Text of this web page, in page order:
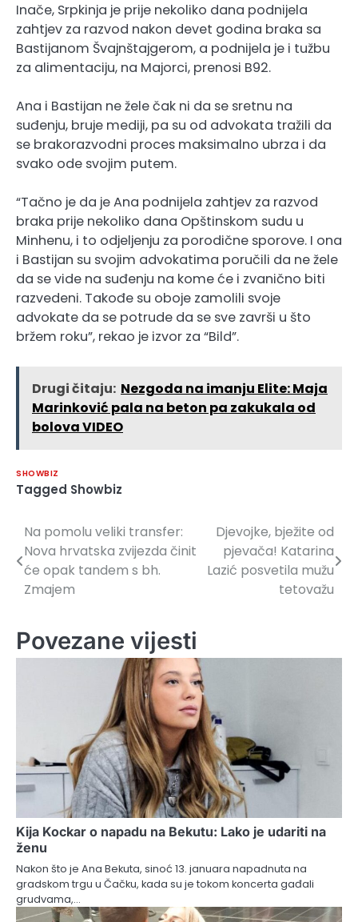
Inače, Srpkinja je prije nekoliko dana podnijela
zahtjev za razvod nakon devet godina braka sa
Bastijanom Švajnštajgerom, a podnijela je i tužbu
za alimentaciju, na Majorci, prenosi B92.
Ana i Bastijan ne žele čak ni da se sretnu na
suđenju, bruje mediji, pa su od advokata tražili da
se brakorazvodni proces maksimalno ubrza i da
svako ode svojim putem.
“Tačno je da je Ana podnijela zahtjev za razvod
braka prije nekoliko dana Opštinskom sudu u
Minhenu, i to odjeljenju za porodične sporove. I ona
i Bastijan su svojim advokatima poručili da ne žele
da se vide na suđenju na kome će i zvanično biti
razvedeni. Takođe su oboje zamolili svoje
advokate da se potrude da se sve završi u što
bržem roku”, rekao je izvor za “Bild”.
Drugi čitaju: Nezgoda na imanju Elite: Maja
Marinković pala na beton pa zakukala od
bolova VIDEO
SHOWBIZ
Tagged Showbiz
Navigacija
članaka
Na pomolu veliki transfer:
Nova hrvatska zvijezda činit
će opak tandem s bh.
Zmajem
Djevojke, bježite od
pjevača! Katarina
Lazić posvetila mužu
tetovažu
Povezane vijesti
Kija Kockar o napadu na Bekutu: Lako je udariti na
ženu
Nakon što je Ana Bekuta, sinoć 13. januara napadnuta na
gradskom trgu u Čačku, kada su je tokom koncerta gađali
grudvama,…